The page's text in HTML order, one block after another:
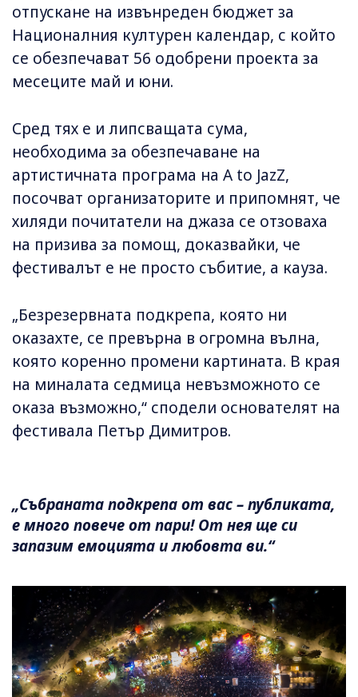
отпускане на извънреден бюджет за
Националния културен календар, с който
се обезпечават 56 одобрени проекта за
месеците май и юни.
Сред тях е и липсващата сума,
необходима за обезпечаване на
артистичната програма на A to JazZ,
посочват организаторите и припомнят, че
хиляди почитатели на джаза се отзоваха
на призива за помощ, доказвайки, че
фестивалът е не просто събитие, а кауза.
„Безрезервната подкрепа, която ни
оказахте, се превърна в огромна вълна,
която коренно промени картината. В края
на миналата седмица невъзможното се
оказа възможно,“ сподели основателят на
фестивала Петър Димитров.
„Събраната подкрепа от вас – публиката,
е много повече от пари! От нея ще си
запазим емоцията и любовта ви.“